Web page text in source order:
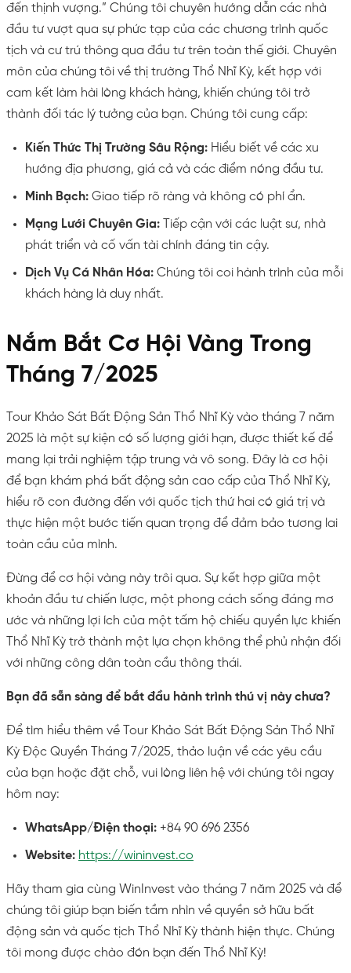
đến thịnh vượng.” Chúng tôi chuyên hướng dẫn các nhà
đầu tư vượt qua sự phức tạp của các chương trình quốc
tịch và cư trú thông qua đầu tư trên toàn thế giới. Chuyên
môn của chúng tôi về thị trường Thổ Nhĩ Kỳ, kết hợp với
cam kết làm hài lòng khách hàng, khiến chúng tôi trở
thành đối tác lý tưởng của bạn. Chúng tôi cung cấp:
Kiến Thức Thị Trường Sâu Rộng: Hiểu biết về các xu
hướng địa phương, giá cả và các điểm nóng đầu tư.
Minh Bạch: Giao tiếp rõ ràng và không có phí ẩn.
Mạng Lưới Chuyên Gia: Tiếp cận với các luật sư, nhà
phát triển và cố vấn tài chính đáng tin cậy.
Dịch Vụ Cá Nhân Hóa: Chúng tôi coi hành trình của mỗi
khách hàng là duy nhất.
Nắm Bắt Cơ Hội Vàng Trong
Tháng 7/2025
Tour Khảo Sát Bất Động Sản Thổ Nhĩ Kỳ vào tháng 7 năm
2025 là một sự kiện có số lượng giới hạn, được thiết kế để
mang lại trải nghiệm tập trung và vô song. Đây là cơ hội
để bạn khám phá bất động sản cao cấp của Thổ Nhĩ Kỳ,
hiểu rõ con đường đến với quốc tịch thứ hai có giá trị và
thực hiện một bước tiến quan trọng để đảm bảo tương lai
toàn cầu của mình.
Đừng để cơ hội vàng này trôi qua. Sự kết hợp giữa một
khoản đầu tư chiến lược, một phong cách sống đáng mơ
ước và những lợi ích của một tấm hộ chiếu quyền lực khiến
Thổ Nhĩ Kỳ trở thành một lựa chọn không thể phủ nhận đối
với những công dân toàn cầu thông thái.
Bạn đã sẵn sàng để bắt đầu hành trình thú vị này chưa?
Để tìm hiểu thêm về Tour Khảo Sát Bất Động Sản Thổ Nhĩ
Kỳ Độc Quyền Tháng 7/2025, thảo luận về các yêu cầu
của bạn hoặc đặt chỗ, vui lòng liên hệ với chúng tôi ngay
hôm nay:
WhatsApp/Điện thoại: +84 90 696 2356
Website: https://wininvest.co
Hãy tham gia cùng WinInvest vào tháng 7 năm 2025 và để
chúng tôi giúp bạn biến tầm nhìn về quyền sở hữu bất
động sản và quốc tịch Thổ Nhĩ Kỳ thành hiện thực. Chúng
tôi mong được chào đón bạn đến Thổ Nhĩ Kỳ!